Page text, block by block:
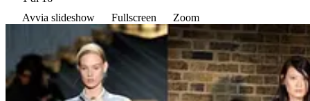
Avvia slideshow
Fullscreen Zoom